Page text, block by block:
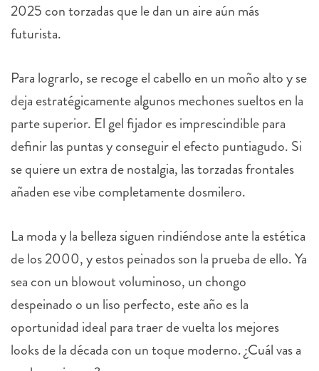
2025 con torzadas que le dan un aire aún más
futurista.
Para lograrlo, se recoge el cabello en un moño alto y se
deja estratégicamente algunos mechones sueltos en la
parte superior. El gel fijador es imprescindible para
definir las puntas y conseguir el efecto puntiagudo. Si
se quiere un extra de nostalgia, las torzadas frontales
añaden ese vibe completamente dosmilero.
La moda y la belleza siguen rindiéndose ante la estética
de los 2000, y estos peinados son la prueba de ello. Ya
sea con un blowout voluminoso, un chongo
despeinado o un liso perfecto, este año es la
oportunidad ideal para traer de vuelta los mejores
looks de la década con un toque moderno. ¿Cuál vas a